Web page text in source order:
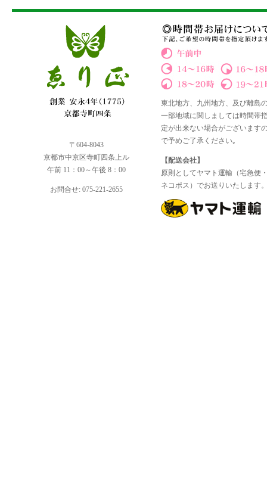
〒604-8043
京都市中京区寺町四条上ル
午前 11：00～午後 8：00
お問合せ: 075-221-2655
東北地方、九州地方、及び離島
一部地域に関しましては時間帯
定が出来ない場合がございます
で予めご了承ください｡
【配送会社】
原則としてヤマト運輸（宅急便
ネコポス）でお送りいたします